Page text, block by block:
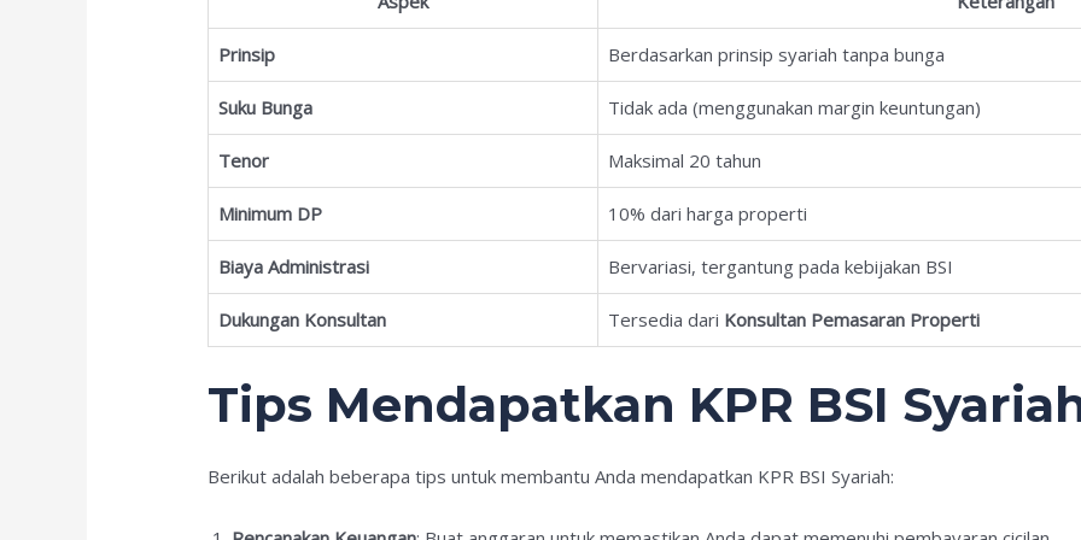
Prinsip Berdasarkan prinsip syariah tanpa bunga
Suku Bunga Tidak ada (menggunakan margin keuntungan)
Tenor Maksimal 20 tahun
Minimum DP 10% dari harga properti
Biaya Administrasi Bervariasi, tergantung pada kebijakan BSI
Dukungan Konsultan Tersedia dari Konsultan Pemasaran Properti
Tips Mendapatkan KPR BSI
Berikut adalah beberapa tips untuk membantu Anda mendapatkan KPR BSI Syariah: